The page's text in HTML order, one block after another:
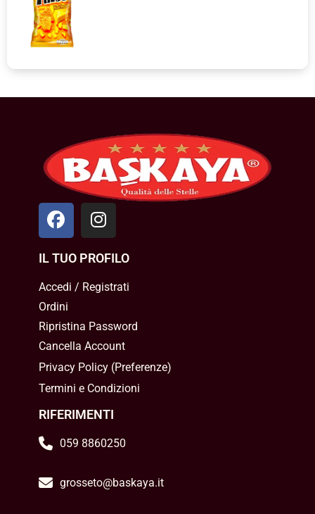
IL TUO PROFILO
Accedi / Registrati
Ordini
Ripristina Password
Cancella Account
Privacy Policy(Preferenze)
Termini e Condizioni
RIFERIMENTI
059 8860250
grosseto@baskaya.it